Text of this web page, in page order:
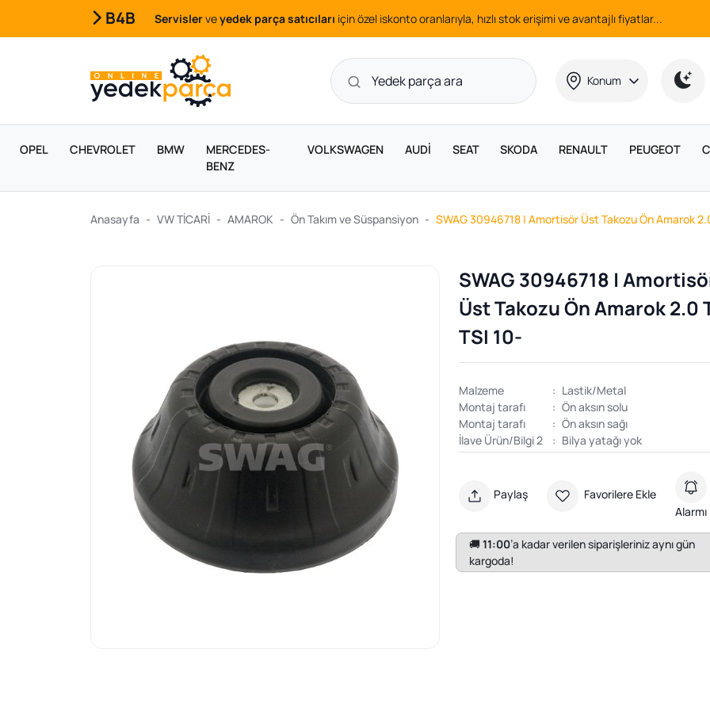
B4B Servislerveyedek parça satıcıları için özel iskonto oranlarıyla, hızlı stok erişimi ve avantajlı fiyatlar...
Konum
OPEL CHEVROLET BMW
MERCEDES-
BENZ
VOLKSWAGEN AUDİ SEAT SKODA RENAULT PEUGEOT
Anasayfa VW TİCARİ AMAROK Ön Takım ve Süspansiyon SWAG 30946718 | Amortisör Üst Takozu Ön Amarok
SWAG 30946718 |
Üst Takozu Ön Amarok 2.0
TSI 10-
Malzeme : Lastik/Metal
Montaj tarafı
: Ön aksın solu
Montaj tarafı
: Ön aksın sağı
İlave Ürün/Bilgi 2
: Bilya yatağı yok
Paylaş
Favorilere Ekle
Alarmı
🚚11:00’a kadar verilen siparişleriniz aynı gün
kargoda!